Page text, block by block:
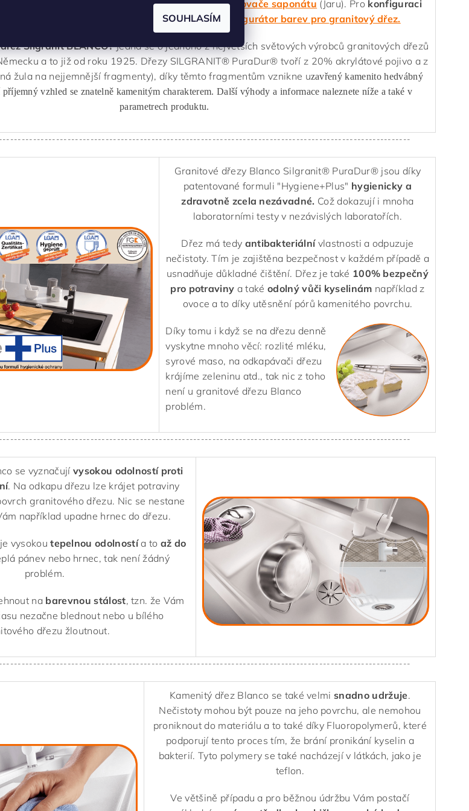
ve stejné úpravě a volitelně si lze také zvolitdávkovače saponátu (Jaru). Pro konfiguraci
pracovní desky a dřezu můžete využít konfigurátor barev pro granitový dřez.
Silgranit BLANCO?Jedná se o jednoho z největších světových výrobců granitových dřezů
a to již od roku 1925. Dřezy SILGRANIT® PuraDur® tvoří z 20% akrylátové pojivo a z
žula na nejjemnější fragmenty), díky těmto fragmentům vznikne uzavřený kamenito hedvábný
vzhled se znatelně kamenitým charakterem. Další výhody a informace naleznete níže a také v
parametrech produktu.
Granitové dřezy Blanco Silgranit® PuraDur® jsou díky
patentované formuli "Hygiene+Plus" hygienicky a
zdravotně zcela nezávadné. Což dokazují i mnoha
laboratorními testy v nezávislých laboratořích.
Dřez má tedy antibakteriálnívlastnosti a odpuzuje
nečistoty. Tím je zajištěna bezpečnost v každém případě a
usnadňuje důkladné čištění. Dřez je také 100% bezpečný
pro potraviny a také odolný vůči kyselinám například z
ovoce a to díky utěsnění pórů kamenitého povrchu.
Díky tomu i když se na dřezu denně
vyskytne mnoho věcí: rozlité mléku,
syrové maso, na odkapávači dřezu
krájíme zeleninu atd., tak nic z toho
není u granitové dřezu Blanco
problém.
se vyznačují vysokou odolností proti
. Na odkapu dřezu lze krájet potraviny
granitového dřezu. Nic se nestane
například upadne hrnec do dřezu.
vysokoutepelnou odolnostía to až do
pánev nebo hrnec, tak není žádný
problém.
na barevnou stálost, tzn. že Vám
nezačne blednout nebo u bílého
dřezu žloutnout.
Kamenitý dřez Blanco se také velmisnadno udržuje.
Nečistoty mohou být pouze na jeho povrchu, ale nemohou
proniknout do materiálu a to také díky Fluoropolymerů, které
podporují tento proces tím, že brání pronikání kyselin a
bakterií. Tyto polymery se také nacházejí v látkách, jako je
teflon.
Ve většině případu a pro běžnou údržbu Vám postačí
SOUHLASÍM